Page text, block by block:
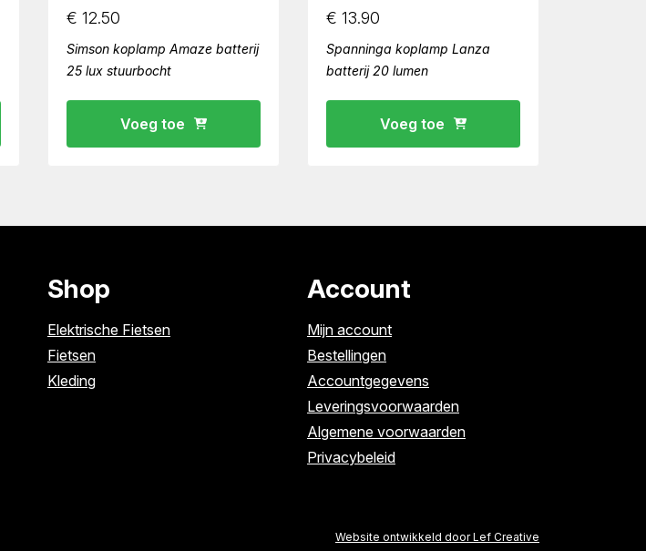
€ 12.50
Simson koplamp Amaze batterij
25 lux stuurbocht
Voeg toe
€ 13.90
Spanninga koplamp Lanza
batterij 20 lumen
Voeg toe
Shop
Elektrische Fietsen
Fietsen
Kleding
Account
Mijn account
Bestellingen
Accountgegevens
Leveringsvoorwaarden
Algemene voorwaarden
Privacybeleid
Website ontwikkeld door Lef Creative